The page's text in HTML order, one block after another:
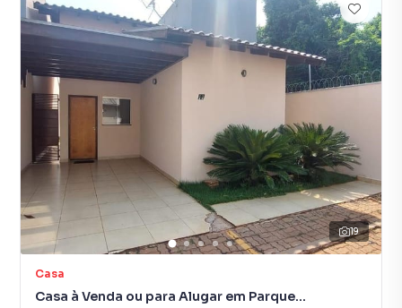
19
Casa
Casa à Venda ou para Alugar em Parque